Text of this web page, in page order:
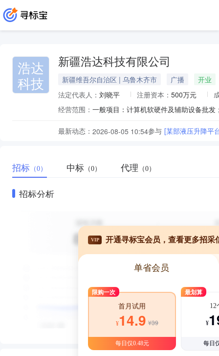
浩达
科技
新疆浩达科技有限公司
新疆维吾尔自治区 | 乌鲁木齐市 广播
开业
法定代表人： 刘晓平 注册资本： 500万元
经营范围：
最新动态： 2026-08-05 10:54参与 [某部液压升降平
招标 （0） 中标 （0） 代理 （0）
招标分析
VIP 开通寻标宝会员，查看更多招采
单省会员
限购一次
首月试用
¥14.9 ¥39
每日仅0.48元
最划算
12
¥
每日